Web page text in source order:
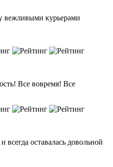
вежливыми курьерами
Все вовремя! Все
всегда оставалась довольной